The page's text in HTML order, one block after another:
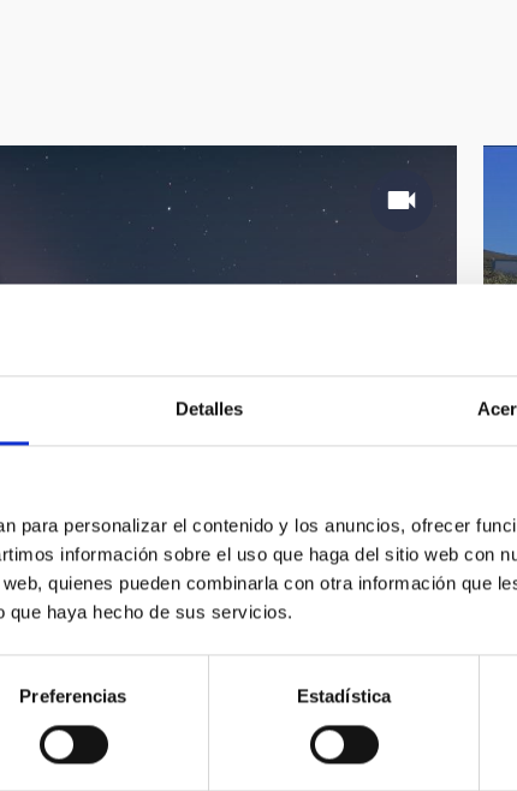
Detalles
para personalizar el contenido y los anuncios, ofrecer
información sobre el uso que haga del sitio web con
quienes pueden combinarla con otra información que
que haya hecho de sus servicios.
Preferencias Estadística